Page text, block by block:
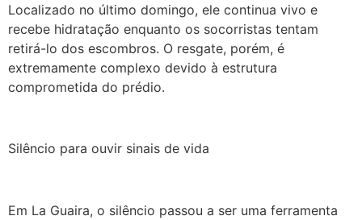
Localizado no último domingo, ele continua vivo e
recebe hidratação enquanto os socorristas tentam
retirá-lo dos escombros. O resgate, porém, é
extremamente complexo devido à estrutura
comprometida do prédio.
Silêncio para ouvir sinais de vida
Em La Guaira, o silêncio passou a ser uma ferramenta